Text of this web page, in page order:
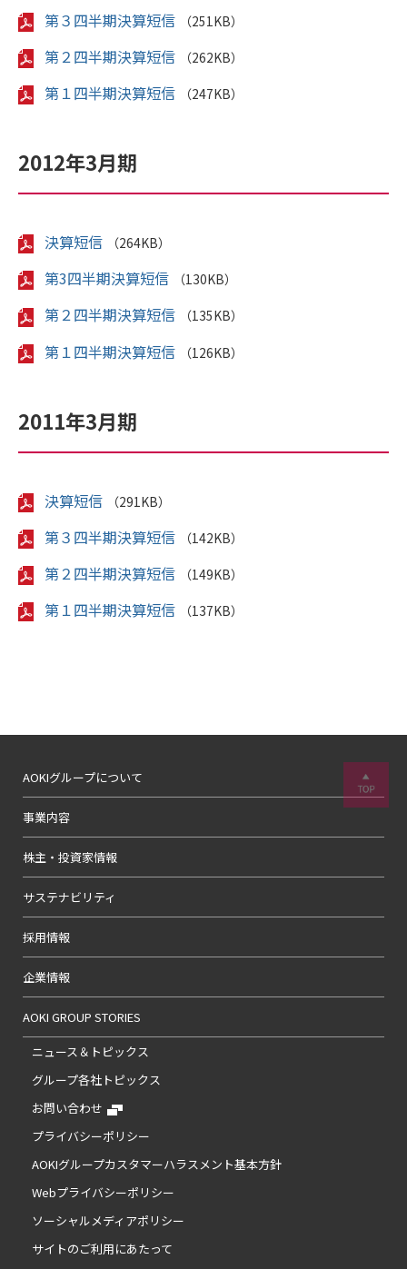
第３四半期決算短信 （251KB）
第２四半期決算短信 （262KB）
第１四半期決算短信 （247KB）
2012年3月期
決算短信 （264KB）
第3四半期決算短信 （130KB）
第２四半期決算短信 （135KB）
第１四半期決算短信 （126KB）
2011年3月期
決算短信 （291KB）
第３四半期決算短信 （142KB）
第２四半期決算短信 （149KB）
第１四半期決算短信 （137KB）
AOKIグループについて
事業内容
株主・投資家情報
サステナビリティ
採用情報
企業情報
AOKI GROUP STORIES
ニュース＆トピックス
グループ各社トピックス
お問い合わせ
プライバシーポリシー
AOKIグループカスタマーハラスメント基本方針
Webプライバシーポリシー
ソーシャルメディアポリシー
サイトのご利用にあたって